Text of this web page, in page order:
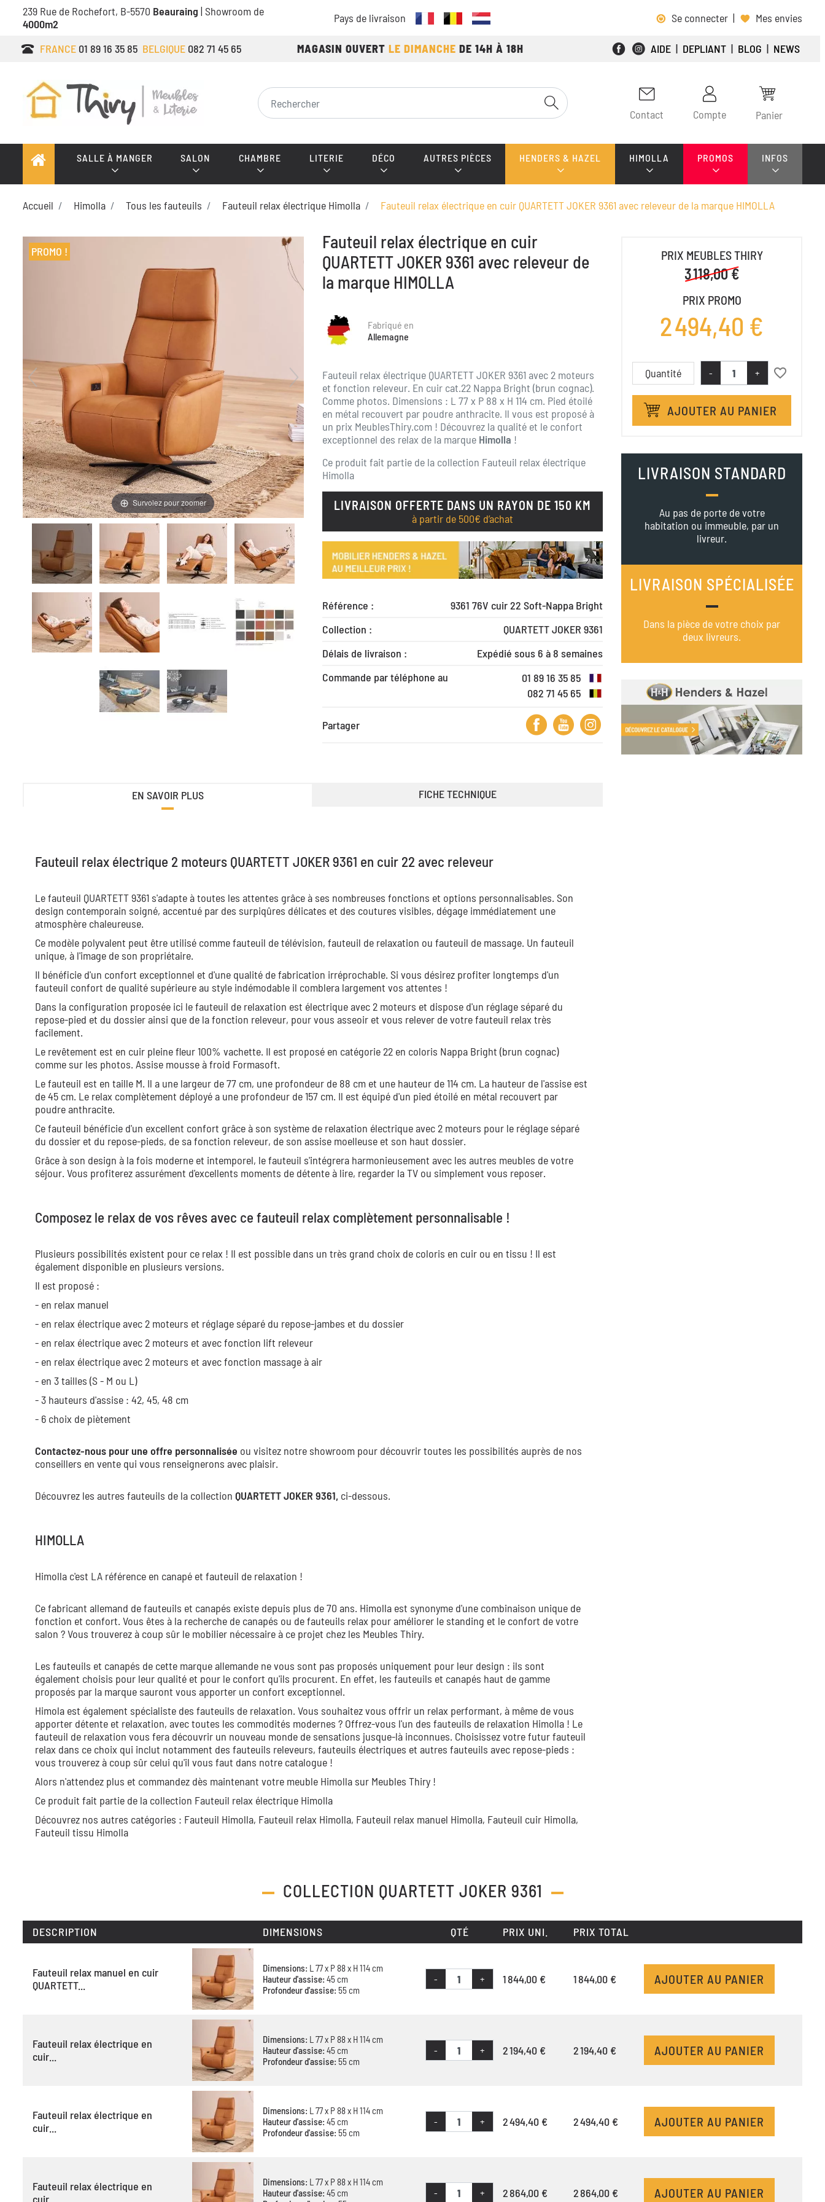
239 Rue de Rochefort, B-5570 Beauraing | Showroom de
4000m2
Pays de livraison Se connecter | Mes envies
FRANCE 01 89 16 35 85 BELGIQUE 082 71 45 65 MAGASIN OUVERT LE DIMANCHE DE 14H À 18H AIDE | DEPLIANT | BLOG | NEWS
Contact Compte Panier
SALLE À MANGER SALON CHAMBRE LITERIE DÉCO AUTRES PIÈCES HENDERS & HAZEL HIMOLLA PROMOS INFOS
Accueil Himolla Tous les fauteuils Fauteuil relax électrique Himolla Fauteuil relax électrique en cuir QUARTETT JOKER 9361 avec releveur de la marque HIMOLLA
PROMO !
Survolez pour zoomer
Fauteuil relax électrique en cuir
QUARTETT JOKER 9361 avec releveur de
la marque HIMOLLA
Fabriqué en
Allemagne
Fauteuil relax électrique QUARTETT JOKER 9361 avec 2 moteurs
et fonction releveur. En cuir cat.22 Nappa Bright (brun cognac).
Comme photos. Dimensions : L 77 x P 88 x H 114 cm. Pied étoilé
en métal recouvert par poudre anthracite. Il vous est proposé à
un prix MeublesThiry.com ! Découvrez la qualité et le confort
exceptionnel des relax de la marque Himolla !
Ce produit fait partie de la collection Fauteuil relax électrique
Himolla
LIVRAISON OFFERTE DANS UN RAYON DE 150 KM
à partir de 500€ d’achat
Référence :
9361 76V cuir 22 Soft-Nappa Bright
Collection :
QUARTETT JOKER 9361
Délais de livraison :
Expédié sous 6 à 8 semaines
Commande par téléphone au
01 89 16 35 85
082 71 45 65
Partager
EN SAVOIR PLUS FICHE TECHNIQUE
Fauteuil relax électrique 2 moteurs QUARTETT JOKER 9361 en cuir 22 avec releveur
Le fauteuil QUARTETT 9361 s'adapte à toutes les attentes grâce à ses nombreuses fonctions et options personnalisables. Son
design contemporain soigné, accentué par des surpiqûres délicates et des coutures visibles, dégage immédiatement une
atmosphère chaleureuse.
Ce modèle polyvalent peut être utilisé comme fauteuil de télévision, fauteuil de relaxation ou fauteuil de massage. Un fauteuil
unique, à l'image de son propriétaire.
Il bénéficie d'un confort exceptionnel et d'une qualité de fabrication irréprochable. Si vous désirez profiter longtemps d'un
fauteuil confort de qualité supérieure au style indémodable il comblera largement vos attentes !
Dans la configuration proposée ici le fauteuil de relaxation est électrique avec 2 moteurs et dispose d'un réglage séparé du
repose-pied et du dossier ainsi que de la fonction releveur, pour vous asseoir et vous relever de votre fauteuil relax très
facilement.
Le revêtement est en cuir pleine fleur 100% vachette. Il est proposé en catégorie 22 en coloris Nappa Bright (brun cognac)
comme sur les photos. Assise mousse à froid Formasoft.
Le fauteuil est en taille M. Il a une largeur de 77 cm, une profondeur de 88 cm et une hauteur de 114 cm. La hauteur de l'assise est
de 45 cm. Le relax complètement déployé a une profondeur de 157 cm. Il est équipé d'un pied étoilé en métal recouvert par
poudre anthracite.
Ce fauteuil bénéficie d'un excellent confort grâce à son système de relaxation électrique avec 2 moteurs pour le réglage séparé
du dossier et du repose-pieds, de sa fonction releveur, de son assise moelleuse et son haut dossier.
Grâce à son design à la fois moderne et intemporel, le fauteuil s'intégrera harmonieusement avec les autres meubles de votre
séjour. Vous profiterez assurément d'excellents moments de détente à lire, regarder la TV ou simplement vous reposer.
Composez le relax de vos rêves avec ce fauteuil relax complètement personnalisable !
Plusieurs possibilités existent pour ce relax ! Il est possible dans un très grand choix de coloris en cuir ou en tissu ! Il est
également disponible en plusieurs versions.
Il est proposé :
- en relax manuel
- en relax électrique avec 2 moteurs et réglage séparé du repose-jambes et du dossier
- en relax électrique avec 2 moteurs et avec fonction lift releveur
- en relax électrique avec 2 moteurs et avec fonction massage à air
- en 3 tailles (S - M ou L)
- 3 hauteurs d'assise : 42, 45, 48 cm
- 6 choix de piètement
Contactez-nous pour une offre personnalisée ou visitez notre showroom pour découvrir toutes les possibilités auprès de nos
conseillers en vente qui vous renseignerons avec plaisir.
Découvrez les autres fauteuils de la collection QUARTETT JOKER 9361, ci-dessous.
HIMOLLA
Himolla c'est LA référence en canapé et fauteuil de relaxation !
Ce fabricant allemand de fauteuils et canapés existe depuis plus de 70 ans. Himolla est synonyme d'une combinaison unique de
fonction et confort. Vous êtes à la recherche de canapés ou de fauteuils relax pour améliorer le standing et le confort de votre
salon ? Vous trouverez à coup sûr le mobilier nécessaire à ce projet chez les Meubles Thiry.
Les fauteuils et canapés de cette marque allemande ne vous sont pas proposés uniquement pour leur design : ils sont
également choisis pour leur qualité et pour le confort qu'ils procurent. En effet, les fauteuils et canapés haut de gamme
proposés par la marque sauront vous apporter un confort exceptionnel.
Himola est également spécialiste des fauteuils de relaxation. Vous souhaitez vous offrir un relax performant, à même de vous
apporter détente et relaxation, avec toutes les commodités modernes ? Offrez-vous l'un des fauteuils de relaxation Himolla ! Le
fauteuil de relaxation vous fera découvrir un nouveau monde de sensations jusque-là inconnues. Choisissez votre futur fauteuil
relax dans ce choix qui inclut notamment des fauteuils releveurs, fauteuils électriques et autres fauteuils avec repose-pieds :
vous trouverez à coup sûr celui qu'il vous faut dans notre catalogue !
Alors n'attendez plus et commandez dès maintenant votre meuble Himolla sur Meubles Thiry !
Ce produit fait partie de la collection Fauteuil relax électrique Himolla
Découvrez nos autres catégories : Fauteuil Himolla, Fauteuil relax Himolla, Fauteuil relax manuel Himolla, Fauteuil cuir Himolla,
Fauteuil tissu Himolla
PRIX MEUBLES THIRY
3 118,00 €
PRIX PROMO
2 494,40 €
Quantité - + favorite_border
AJOUTER AU PANIER
LIVRAISON STANDARD
Au pas de porte de votre
habitation ou immeuble, par un
livreur.
LIVRAISON SPÉCIALISÉE
Dans la pièce de votre choix par
deux livreurs.
COLLECTION QUARTETT JOKER 9361
DESCRIPTION DIMENSIONS QTÉ PRIX UNI. PRIX TOTAL
Fauteuil relax manuel en cuir
QUARTETT...
Dimensions: L 77 x P 88 x H 114 cm
Hauteur d'assise: 45 cm
Profondeur d'assise: 55 cm
- + 1 844,00 € 1 844,00 € AJOUTER AU PANIER
Fauteuil relax électrique en
cuir...
Dimensions: L 77 x P 88 x H 114 cm
Hauteur d'assise: 45 cm
Profondeur d'assise: 55 cm
- + 2 194,40 € 2 194,40 € AJOUTER AU PANIER
Fauteuil relax électrique en
cuir...
Dimensions: L 77 x P 88 x H 114 cm
Hauteur d'assise: 45 cm
Profondeur d'assise: 55 cm
- + 2 494,40 € 2 494,40 € AJOUTER AU PANIER
Fauteuil relax électrique en
cuir...
Dimensions: L 77 x P 88 x H 114 cm
Hauteur d'assise: 45 cm
- + 2 864,00 € 2 864,00 € AJOUTER AU PANIER